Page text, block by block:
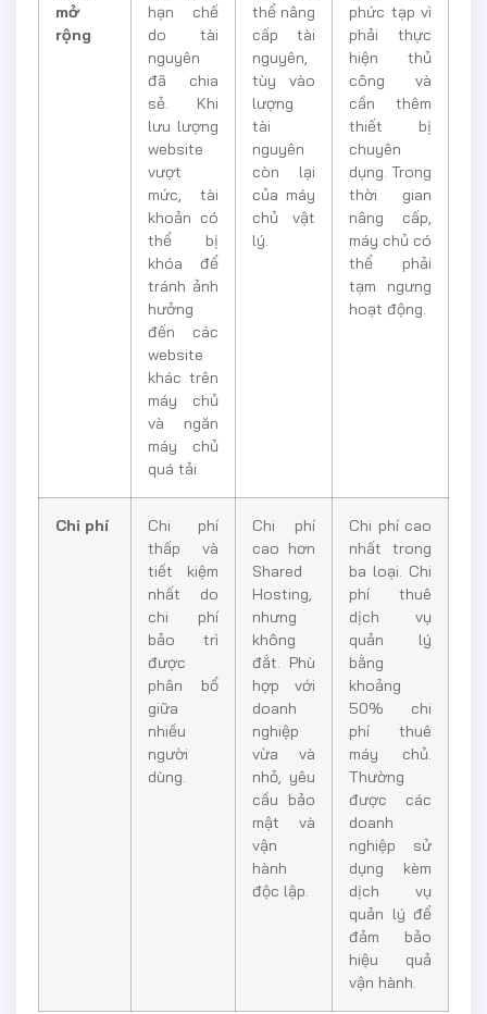
mở
rộng
hạn chế
do tài
nguyên
đã chia
sẻ. Khi
lưu lượng
website
vượt
mức, tài
khoản có
thể bị
khóa để
tránh ảnh
hưởng
đến các
website
khác trên
máy chủ
và ngăn
máy chủ
quá tải.
thể nâng
cấp tài
nguyên,
tùy vào
lượng
tài
nguyên
còn lại
của máy
chủ vật
lý.
phức tạp vì
phải thực
hiện thủ
công và
cần thêm
thiết bị
chuyên
dụng. Trong
thời gian
nâng cấp,
máy chủ có
thể phải
tạm ngưng
hoạt động.
Chi phí
Chi phí
thấp và
tiết kiệm
nhất do
chi phí
bảo trì
được
phân bổ
giữa
nhiều
người
dùng.
Chi phí
cao hơn
Shared
Hosting,
nhưng
không
đắt. Phù
hợp với
doanh
nghiệp
vừa và
nhỏ, yêu
cầu bảo
mật và
vận
hành
độc lập.
Chi phí cao
nhất trong
ba loại. Chi
phí thuê
dịch vụ
quản lý
bằng
khoảng
50% chi
phí thuê
máy chủ.
Thường
được các
doanh
nghiệp sử
dụng kèm
dịch vụ
quản lý để
đảm bảo
hiệu quả
vận hành.